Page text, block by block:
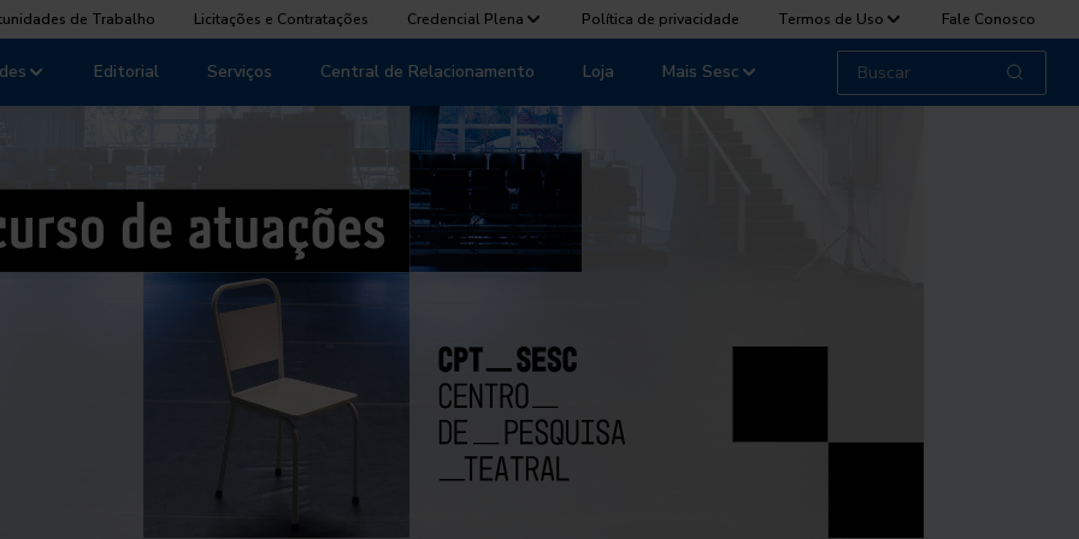
de Trabalho Licitações e Contratações Credencial Plena Política de privacidade Termos de Uso Fale Conosco
Editorial Serviços Central de Relacionamento Loja Mais Sesc